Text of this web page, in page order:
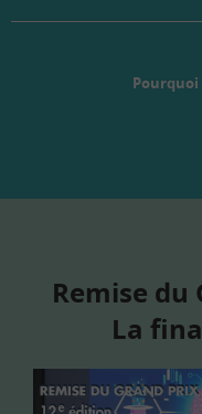
Remise du
La